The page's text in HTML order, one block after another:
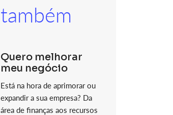
também
Quero melhorar
meu negócio
Está na hora de aprimorar ou
expandir a sua empresa? Da
área de finanças aos recursos